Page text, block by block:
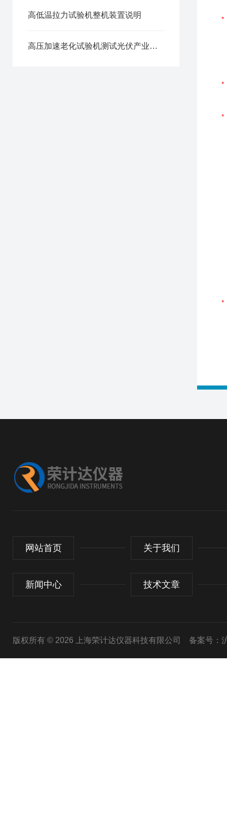
高低温拉力试验机整机装置说明
高压加速老化试验机测试光伏产业产品耐久性和可靠性的方法
网站首页 关于我们
新闻中心 技术文章
版权所有 © 2026 上海荣计达仪器科技有限公司 备案号：